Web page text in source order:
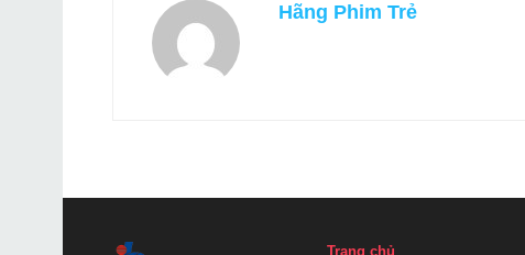
Hãng Phim Trẻ
Trang chủ